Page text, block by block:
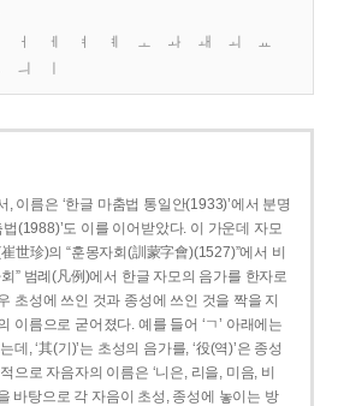
ㅓ ㅔ ㅕ ㅖ ㅗ ㅘ ㅙ ㅚ
ㅛ
ㅢ
, 이름은 ‘한글 마춤법 통일안(1933)’에서 분명
(1988)’도 이를 이어받았다. 이 가운데 자모
世珍)의 “훈몽자회(訓蒙字會)(1527)”에서 비
” 범례(凡例)에서 한글 자모의 음가를 한자로
초성에 쓰인 것과 종성에 쓰인 것을 짝을 지
이름으로 굳어졌다. 예를 들어 ‘ㄱ’ 아래에는
데, ‘其(기)’는 초성의 음가를, ‘役(역)’은 종성
으로 자음자의 이름은 ‘니은, 리을, 미음, 비
바탕으로 각 자음이 초성, 종성에 놓이는 방